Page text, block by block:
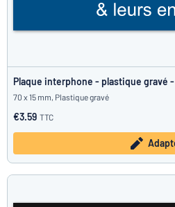
Plaque interphone - plastique gravé -
70 x 15 mm, Plastique gravé
€3.59 TTC